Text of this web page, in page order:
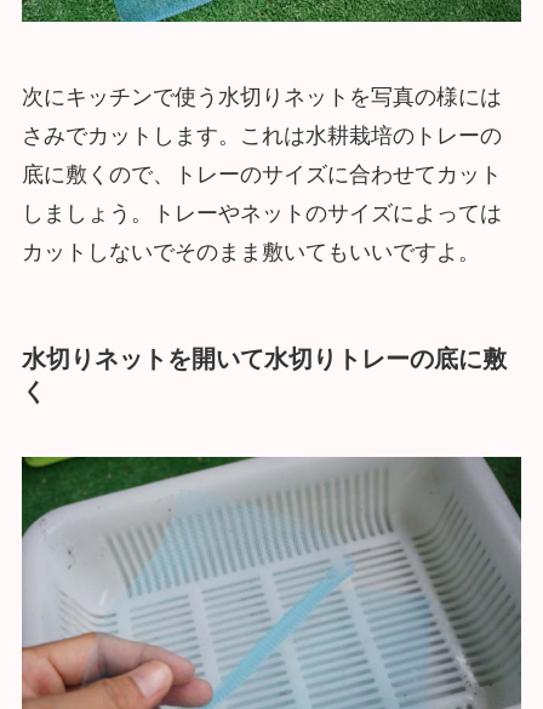
次にキッチンで使う水切りネットを写真の様には
さみでカットします。これは水耕栽培のトレーの
底に敷くので、トレーのサイズに合わせてカット
しましょう。トレーやネットのサイズによっては
カットしないでそのまま敷いてもいいですよ。
水切りネットを開いて水切りトレーの底に敷
く